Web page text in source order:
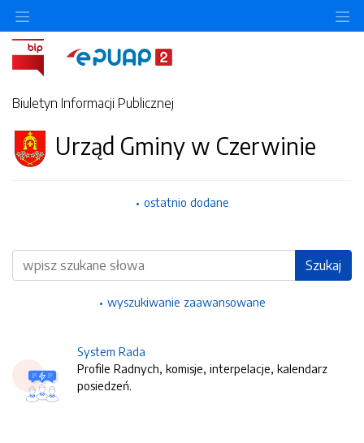
Biuletyn Informacji Publicznej
Urząd Gminy w Czerwinie
ostatnio dodane
Wyszukiwarka Szukaj
wyszukiwanie zaawansowane
System Rada
Profile Radnych, komisje, interpelacje, kalendarz
posiedzeń.